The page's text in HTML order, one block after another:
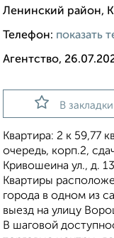
Ленинский район,
Телефон: показать
Агентство,
В закладки
Квартира: 2 к 59,77
очередь, корп.2,
Кривошеина ул., д.
Квартиры
города в одном из
выезд на улицу
В шаговой